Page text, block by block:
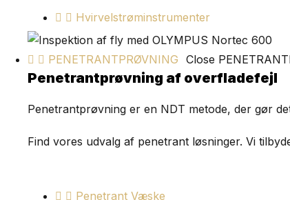
Hvirvelstrøminstrumenter
PENETRANTPRØVNING Close
Penetrantprøvning af overfladefejl
Penetrantprøvning er en NDT metode, der gør
Find vores udvalg af penetrant løsninger. Vi
Penetrant Væske